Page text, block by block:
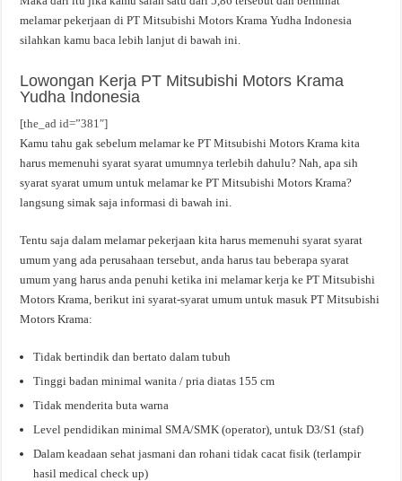
melamar pekerjaan di PT Mitsubishi Motors Krama Yudha Indonesia
silahkan kamu baca lebih lanjut di bawah ini.
Lowongan Kerja PT Mitsubishi Motors Krama
Yudha Indonesia
[the_ad id=”381″]
Kamu tahu gak sebelum melamar ke PT Mitsubishi Motors Krama kita
harus memenuhi syarat syarat umumnya terlebih dahulu? Nah, apa sih
syarat syarat umum untuk melamar ke PT Mitsubishi Motors Krama?
langsung simak saja informasi di bawah ini.
Tentu saja dalam melamar pekerjaan kita harus memenuhi syarat syarat
umum yang ada perusahaan tersebut, anda harus tau beberapa syarat
umum yang harus anda penuhi ketika ini melamar kerja ke PT Mitsubishi
Motors Krama, berikut ini syarat-syarat umum untuk masuk PT Mitsubishi
Motors Krama:
Tidak bertindik dan bertato dalam tubuh
Tinggi badan minimal wanita / pria diatas 155 cm
Tidak menderita buta warna
Level pendidikan minimal SMA/SMK (operator), untuk D3/S1 (staf)
Dalam keadaan sehat jasmani dan rohani tidak cacat fisik (terlampir
hasil medical check up)